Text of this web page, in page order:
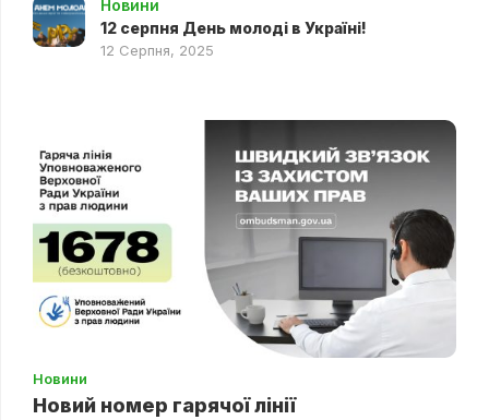
Новини
12 серпня День молоді в Україні!
12 Серпня, 2025
Новини
Новий номер гарячої лінії